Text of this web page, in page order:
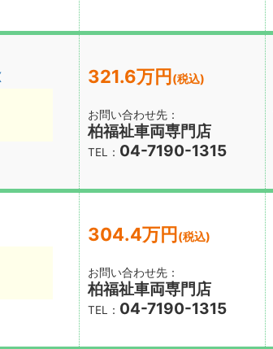
321.6万円(税込)
お問い合わせ先：
柏福祉車両専門店
TEL： 04-7190-1315
304.4万円(税込)
お問い合わせ先：
柏福祉車両専門店
TEL： 04-7190-1315